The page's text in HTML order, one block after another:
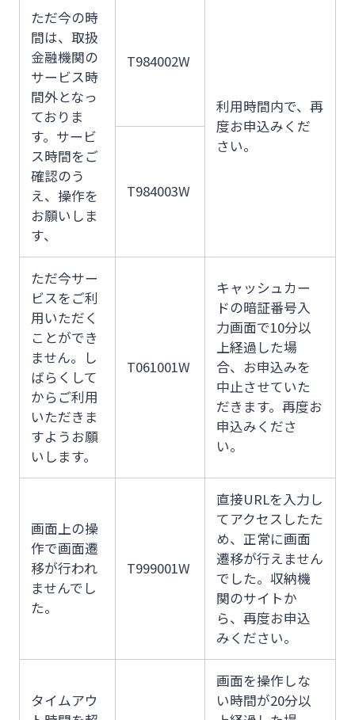
ただ今の時
間は、取扱
金融機関の
サービス時
間外となっ
ておりま
す。サービ
ス時間をご
確認のう
え、操作を
お願いしま
す、
T984002W
利用時間内で、再
度お申込みくだ
さい。
T984003W
ただ今サー
ビスをご利
用いただく
ことができ
ません。し
ばらくして
からご利用
いただきま
すようお願
いします。
T061001W
キャッシュカー
ドの暗証番号入
力画面で10分以
上経過した場
合、お申込みを
中止させていた
だきます。再度お
申込みくださ
い。
画面上の操
作で画面遷
移が行われ
ませんでし
た。
T999001W
直接URLを入力し
てアクセスしたた
め、正常に画面
遷移が行えません
でした。収納機
関のサイトか
ら、再度お申込
みください。
タイムアウ
画面を操作しな
い時間が20分以